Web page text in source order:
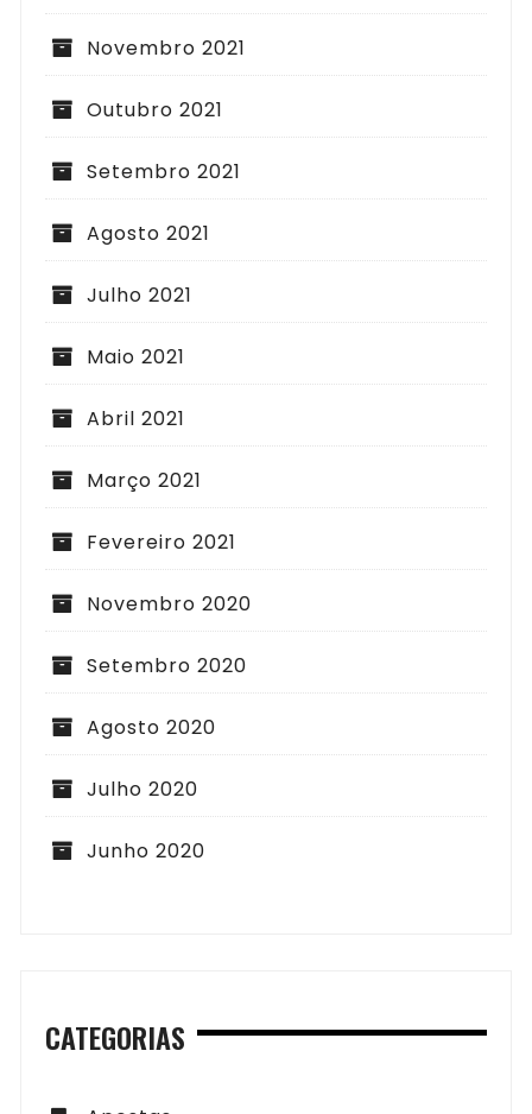
Novembro 2021
Outubro 2021
Setembro 2021
Agosto 2021
Julho 2021
Maio 2021
Abril 2021
Março 2021
Fevereiro 2021
Novembro 2020
Setembro 2020
Agosto 2020
Julho 2020
Junho 2020
CATEGORIAS